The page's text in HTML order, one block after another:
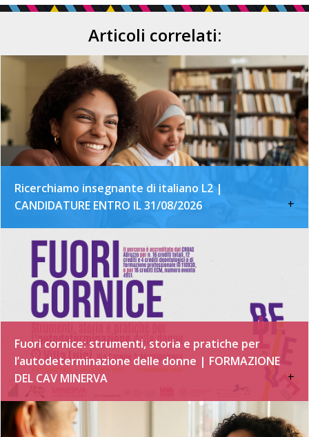
Articoli correlati:
Ricerchiamo insegnante di italiano L2 |
CANDIDATURE ENTRO IL 31/08/2026
+
Fuori cornice: strumenti, storia e pratiche per
l’autodeterminazione delle donne | FORMAZIONE
DEL CAV MINERVA
+